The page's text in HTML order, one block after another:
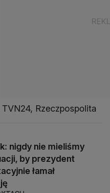
Rzeczpospolita
nigdy nie mieliśmy
by prezydent
łamał